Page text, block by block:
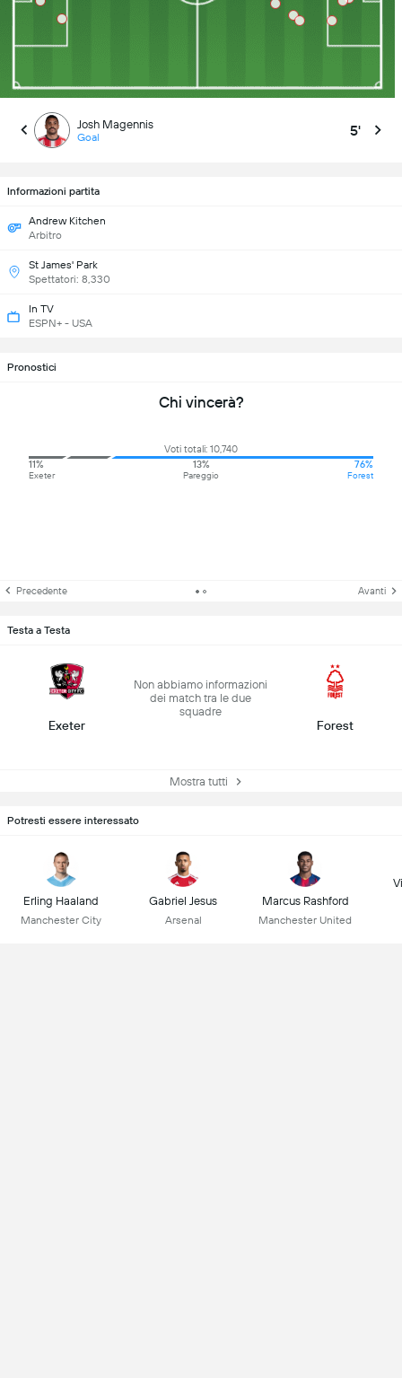
Josh Magennis
Goal 5'
Informazioni partita
Andrew Kitchen
Arbitro
St James' Park
Spettatori: 8,330
In TV
ESPN+ - USA
Pronostici
Chi vincerà?
Voti totali: 10,740
11%
Exeter
13%
Pareggio
76%
Forest
Precedente Avanti
Testa a Testa
Exeter
Non abbiamo informazioni
dei match tra le due
squadre
Forest
Mostra tutti
Potresti essere interessato
Erling Haaland
Manchester City
Gabriel Jesus
Arsenal
Marcus Rashford
Manchester United